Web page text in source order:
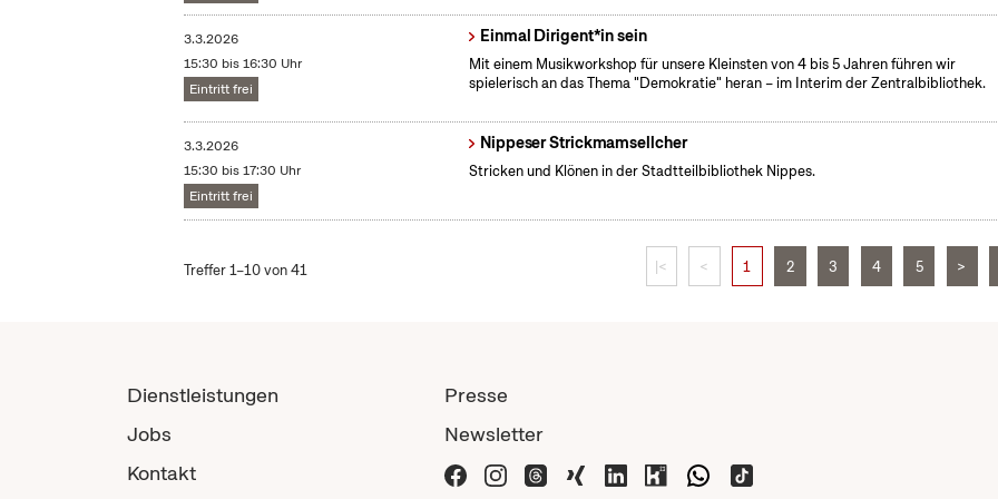
3.3.2026
15:30 bis 16:30 Uhr
Eintritt frei
Einmal Dirigent*in sein
Mit einem Musikworkshop für unsere Kleinsten von 4 bis 5 Jahren führen wir
spielerisch an das Thema "Demokratie" heran – im Interim der Zentralbibliothek.
3.3.2026
15:30 bis 17:30 Uhr
Eintritt frei
Nippeser Strickmamsellcher
Stricken und Klönen in der Stadtteilbibliothek Nippes.
Treffer 1–10 von 41 |< < 1 2 3 4 5 >
Dienstleistungen
Jobs
Kontakt
Presse
Newsletter